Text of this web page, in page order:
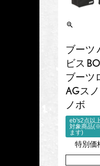
ブーツ
ビス
ブーツ
AGス
ノボ
eb's2点以
対象商品
ます)
特別価